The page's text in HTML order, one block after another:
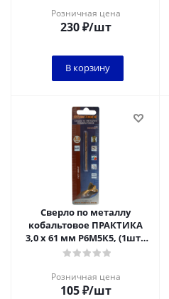
Розничная цена
230₽/шт
В корзину
Сверло по металлу
кобальтовое ПРАКТИКА
3,0 х 61 мм Р6М5К5, (1шт.)
блистер
Розничная цена
105₽/шт